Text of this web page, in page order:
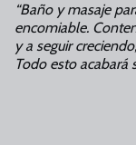
“Baño y masaje
encomiable.
y a seguir
Todo esto acabará